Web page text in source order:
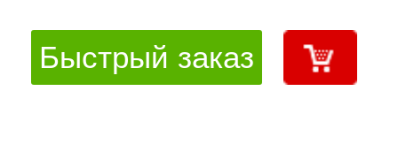
Быстрый заказ